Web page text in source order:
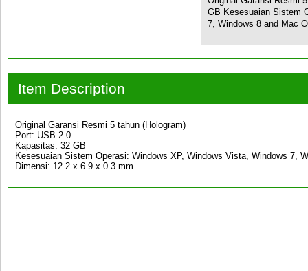
GB Kesesuaian Sistem
7, Windows 8 and Mac
Item Description
Original Garansi Resmi 5 tahun (Hologram)
Port: USB 2.0
Kapasitas: 32 GB
Kesesuaian Sistem Operasi: Windows XP, Windows Vista, Windows 7,
Dimensi: 12.2 x 6.9 x 0.3 mm